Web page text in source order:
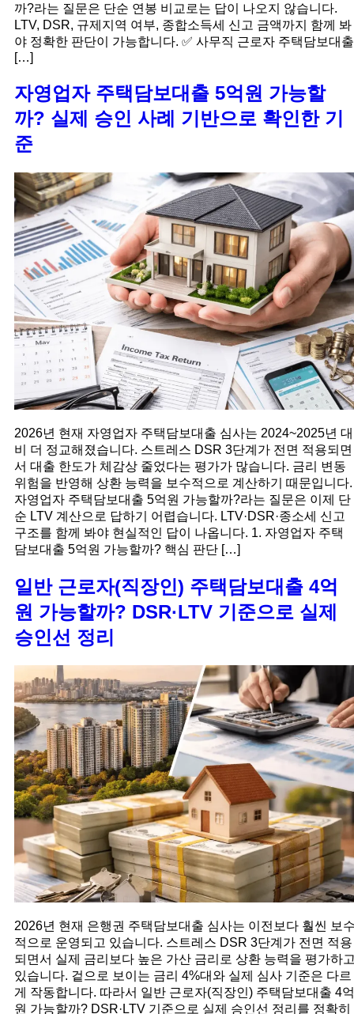
까?라는 질문은 단순 연봉 비교로는 답이 나오지 않습니다.
LTV, DSR, 규제지역 여부, 종합소득세 신고 금액까지 함께 봐
야 정확한 판단이 가능합니다. ✅ 사무직 근로자 주택담보대출
[…]
자영업자 주택담보대출 5억원 가능할
까? 실제 승인 사례 기반으로 확인한 기
준
2026년 현재 자영업자 주택담보대출 심사는 2024~2025년 대
비 더 정교해졌습니다. 스트레스 DSR 3단계가 전면 적용되면
서 대출 한도가 체감상 줄었다는 평가가 많습니다. 금리 변동
위험을 반영해 상환 능력을 보수적으로 계산하기 때문입니다.
자영업자 주택담보대출 5억원 가능할까?라는 질문은 이제 단
순 LTV 계산으로 답하기 어렵습니다. LTV·DSR·종소세 신고
구조를 함께 봐야 현실적인 답이 나옵니다. 1. 자영업자 주택
담보대출 5억원 가능할까? 핵심 판단 […]
일반 근로자(직장인) 주택담보대출 4억
원 가능할까? DSR·LTV 기준으로 실제
승인선 정리
2026년 현재 은행권 주택담보대출 심사는 이전보다 훨씬 보
적으로 운영되고 있습니다. 스트레스 DSR 3단계가 전면 적용
되면서 실제 금리보다 높은 가산 금리로 상환 능력을 평가하
있습니다. 겉으로 보이는 금리 4%대와 실제 심사 기준은 다르
게 작동합니다. 따라서 일반 근로자(직장인) 주택담보대출 4억
원 가능할까? DSR·LTV 기준으로 실제 승인선 정리를 정확히